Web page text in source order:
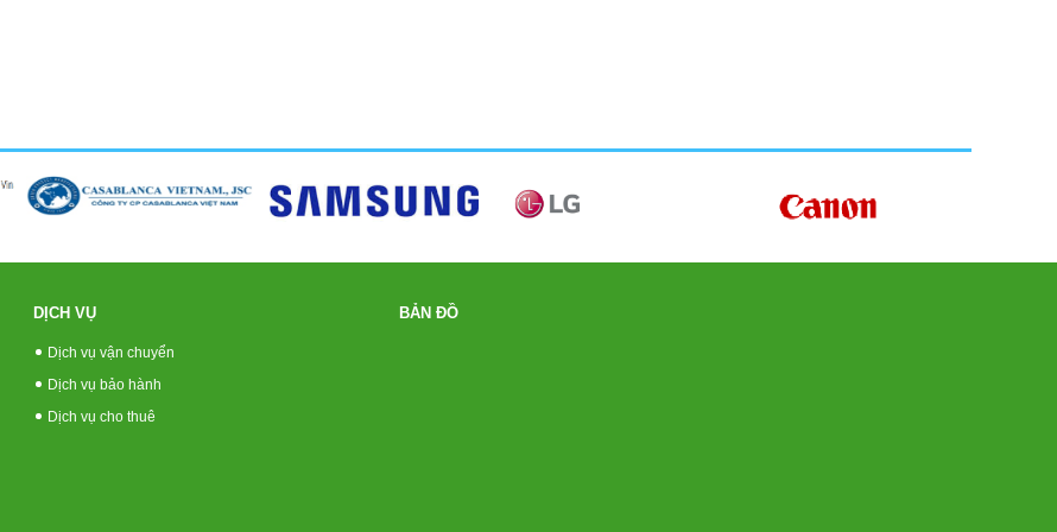
DỊCH VỤ
Dịch vụ vận chuyển
Dịch vụ bảo hành
Dịch vụ cho thuê
BẢN ĐỒ